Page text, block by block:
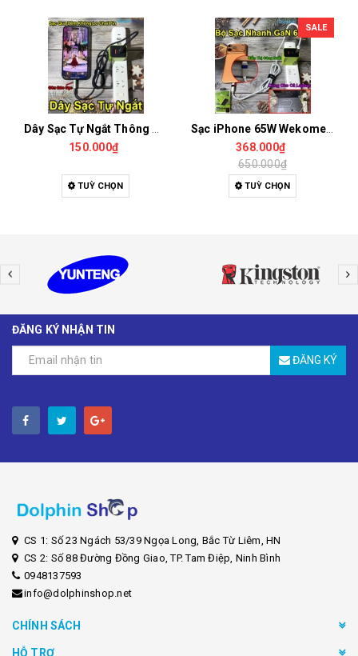
Dây Sạc Tự Ngắt Thông Minh, Sạc Nhanh, Bảo Vệ Pin Tối Ưu
TUỲ CHỌN
SALE
Sạc iPhone 65W Wekome U45 Công Nghệ GaN Công Suất Lớn Sạc Siêu Nhanh, Nhỏ Gọn, An Toàn Dùng Cho Cả Laptop, Điện Thoại Khác
368.000₫
TUỲ CHỌN
ĐĂNG KÝ NHẬN TIN
ĐĂNG KÝ
CS 1: Số 23 Ngách 53/39 Ngọa Long, Bắc Từ Liêm, HN
CS 2: Số 88 Đường Đồng Giao, TP. Tam Điệp, Ninh Bình
0948137593
info@dolphinshop.net
CHÍNH SÁCH
HỖ TRỢ